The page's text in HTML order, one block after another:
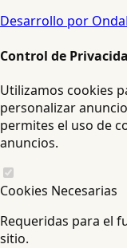
Desarrollo por
Control de
Utilizamos cookies
personalizar
permites el uso de
anuncios.
Cookies Necesarias
Requeridas para el
sitio.